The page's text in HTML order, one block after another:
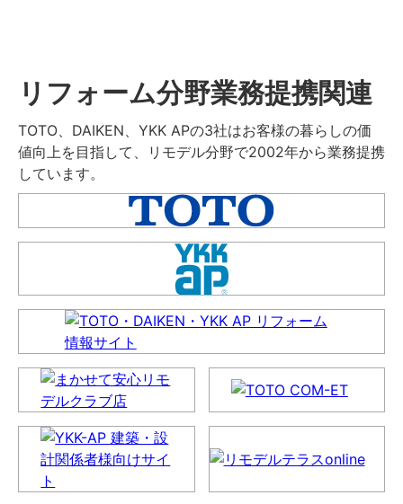
リフォーム分野業務提携関連
TOTO、DAIKEN、YKK APの3社はお客様の暮らしの価
値向上を目指して、リモデル分野で2002年から業務提携
しています。